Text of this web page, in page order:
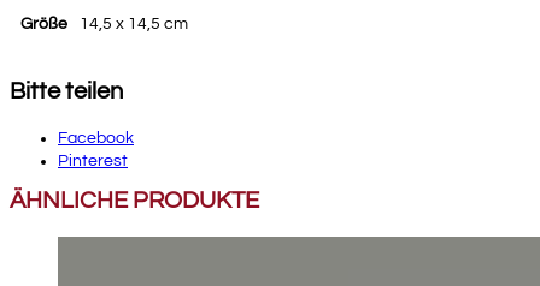
Größe 14,5 x 14,5 cm
Bitte teilen
Facebook
Pinterest
ÄHNLICHE PRODUKTE